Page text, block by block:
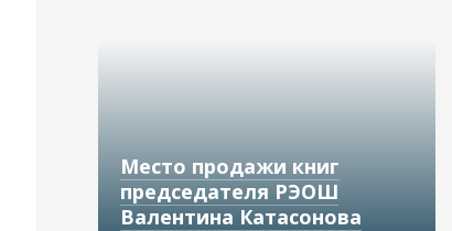
Место продажи книг
председателя РЭОШ
Валентина Катасонова